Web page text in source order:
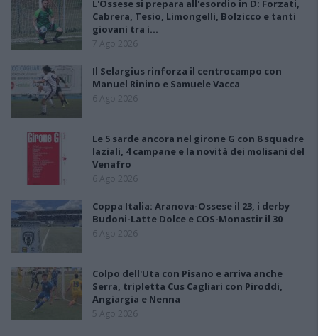
L'Ossese si prepara all'esordio in D: Forzati,
Cabrera, Tesio, Limongelli, Bolzicco e tanti
giovani tra i…
7 Ago 2026
Il Selargius rinforza il centrocampo con
Manuel Rinino e Samuele Vacca
6 Ago 2026
Le 5 sarde ancora nel girone G con 8 squadre
laziali, 4 campane e la novità dei molisani del
Venafro
6 Ago 2026
Coppa Italia: Aranova-Ossese il 23, i derby
Budoni-Latte Dolce e COS-Monastir il 30
6 Ago 2026
Colpo dell'Uta con Pisano e arriva anche
Serra, tripletta Cus Cagliari con Piroddi,
Angiargia e Nenna
5 Ago 2026